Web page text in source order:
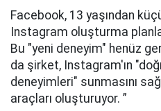
Facebook, 13 yaşından
Instagram oluşturma
Bu "yeni deneyim" henüz
da şirket, Instagram'ın
deneyimleri" sunmasını
araçları oluşturuyor. ”